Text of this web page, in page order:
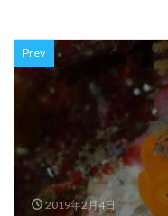
Prev
2019年2月4日